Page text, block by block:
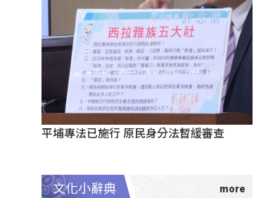
平埔專法已施行 原民身分法暫緩審查
文化小辭典